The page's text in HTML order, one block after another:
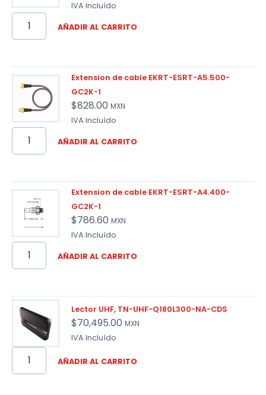
IVA Incluído
AÑADIR AL CARRITO
Extension de cable EKRT-ESRT-A5.500-
GC2K-1
$828.00 MXN
IVA Incluído
AÑADIR AL CARRITO
Extension de cable EKRT-ESRT-A4.400-
GC2K-1
$786.60 MXN
IVA Incluído
AÑADIR AL CARRITO
Lector UHF, TN-UHF-Q180L300-NA-CDS
$70,495.00 MXN
IVA Incluído
AÑADIR AL CARRITO